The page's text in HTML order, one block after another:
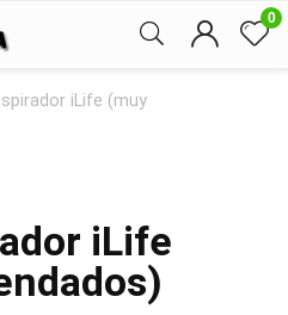
0
iLife (muy
iLife